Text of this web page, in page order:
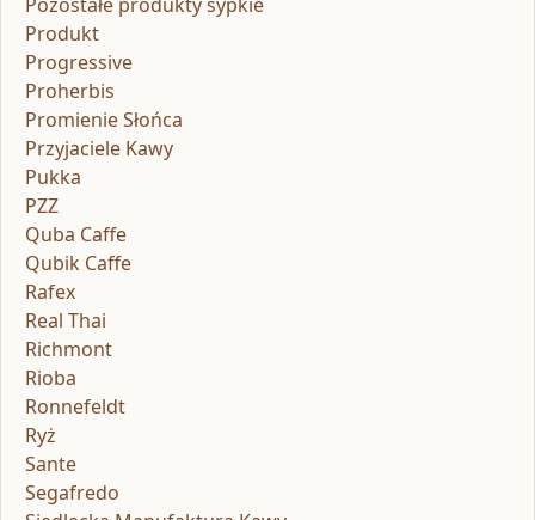
Produkt
Progressive
Proherbis
Promienie Słońca
Przyjaciele Kawy
Pukka
PZZ
Quba Caffe
Qubik Caffe
Rafex
Real Thai
Richmont
Rioba
Ronnefeldt
Ryż
Sante
Segafredo